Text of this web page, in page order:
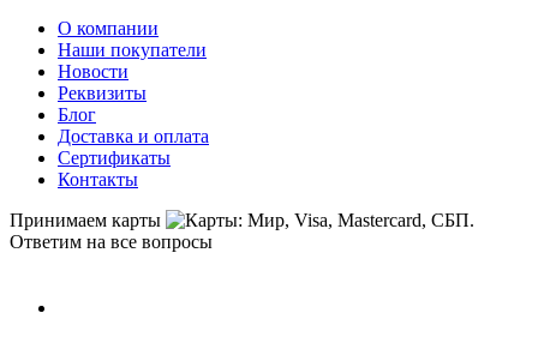
О компании
Наши покупатели
Новости
Реквизиты
Блог
Доставка и оплата
Сертификаты
Контакты
Принимаем карты
Ответим на все вопросы